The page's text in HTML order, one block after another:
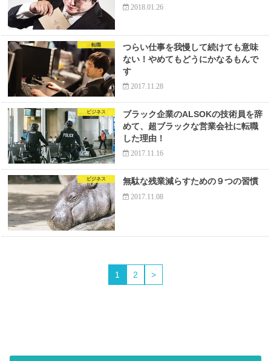
2018.01.26
転職
つらい仕事を我慢して続けても意味
ない！やめてもどうにかなるもんで
す
2017.11.28
ビジネス
ブラック企業のALSOKの技術員を辞
めて、超ブラックな営業会社に転職
した理由！
2017.11.16
ビジネス 無駄な残業減らすための９つの習慣
2017.11.08
1 2 >